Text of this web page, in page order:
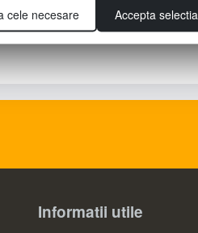
Informatii utile
cele necesare Accepta selectia